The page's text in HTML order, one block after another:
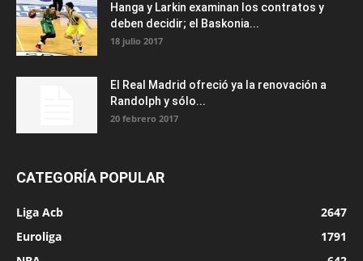
Hanga y Larkin examinan los contratos y
deben decidir; el Baskonia...
18 julio 2017
El Real Madrid ofreció ya la renovación a
Randolph y sólo...
20 febrero 2017
CATEGORÍA POPULAR
Liga Acb
2647
Euroliga
1791